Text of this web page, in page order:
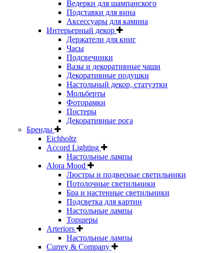
Ведерки для шампанского
Подставки для вина
Аксессуары для камина
Интерьерный декор
Держатели для книг
Часы
Подсвечники
Вазы и декоративные чаши
Декоративные подушки
Настольный декор, статуэтки
Мольберты
Фоторамки
Постеры
Декоративные рога
Бренды
Eichholtz
Accord Lighting
Настольные лампы
Alora Mood
Люстры и подвесные светильники
Потолочные светильники
Бра и настенные светильники
Подсветка для картин
Настольные лампы
Торшеры
Arteriors
Настольные лампы
Currey & Company